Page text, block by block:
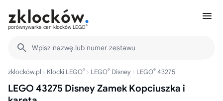
porównywarka cen klocków LEGO®
Wpisz nazwę lub numer zestawu
zklocków.pl Klocki LEGO® LEGO® Disney LEGO® 43275
LEGO 43275 Disney Zamek Kopciuszka i